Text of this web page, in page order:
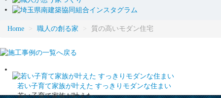
Home > 職人の創る家 > 質の高いモダン住宅
若い子育て家族が叶えた すっきりモダンな住まい
若い子育て家族が叶えた